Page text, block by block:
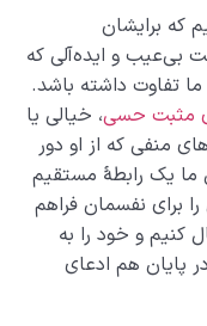
که برایشان
بی‌عیب و ایده‌آلی که
تفاوت داشته باشد.
مثبت حسی، خیالی یا
منفی که از او دور
ما یک رابطۀ مستقیم
برای نفسمان فراهم
کنیم و خود را به
پایان هم ادعای